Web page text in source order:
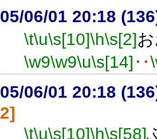
05/06/01 20:18
\t\u\s[10]\h\s[2]
\w9\w9\u\s[14] ‥
05/06/01 20:18
2]
\t\u\s[10]\h\s[58]